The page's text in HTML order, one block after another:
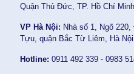
Quận Thủ Đức, TP. Hồ Chí Minh.
VP Hà Nội: Nhà số 1, Ngõ
Tựu, quận Bắc Từ Liêm, Hà Nội.
Hotline: 0911 492 339 - 0983